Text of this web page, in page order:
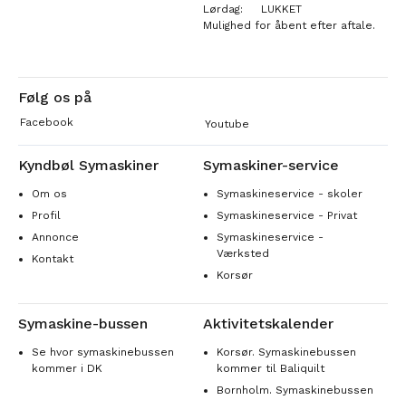
Lørdag:
LUKKET
Mulighed for åbent efter aftale.
Følg os på
Facebook Youtube
Kyndbøl Symaskiner
Om os
Profil
Annonce
Kontakt
Symaskiner-service
Symaskineservice - skoler
Symaskineservice - Privat
Symaskineservice -
Værksted
Korsør
Symaskine-bussen
Se hvor symaskinebussen
kommer i DK
Aktivitetskalender
Korsør. Symaskinebussen
kommer til Baliquilt
Bornholm. Symaskinebussen